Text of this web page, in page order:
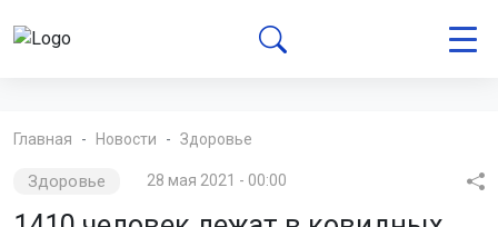
Главная Новости Здоровье
Здоровье 28 мая 2021 - 00:00